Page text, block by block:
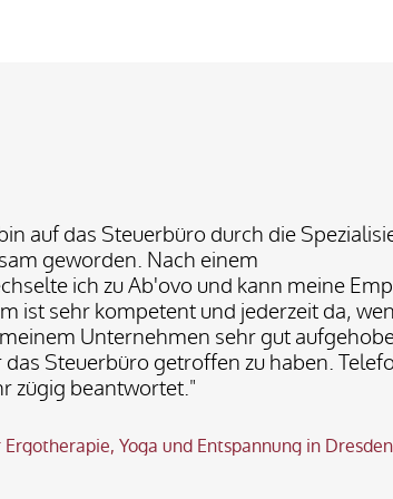
auf das Steuerbüro durch die
geworden. Nach einem
ich zu Ab'ovo und kann meine
ist sehr kompetent und jederzeit da,
Unternehmen sehr gut
Steuerbüro getroffen zu haben.
zügig beantwortet."
Ergotherapie, Yoga und Entspannung in Dresden